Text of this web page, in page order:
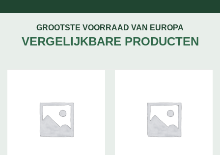
GROOTSTE VOORRAAD VAN EUROPA
VERGELIJKBARE PRODUCTEN